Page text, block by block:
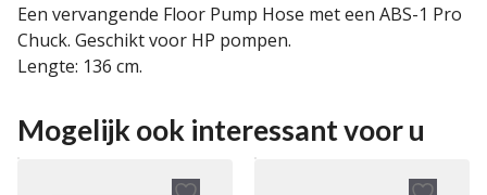
Een vervangende Floor Pump Hose met een ABS-1 Pro
Chuck. Geschikt voor HP pompen.
Lengte: 136 cm.
Mogelijk ook interessant voor u